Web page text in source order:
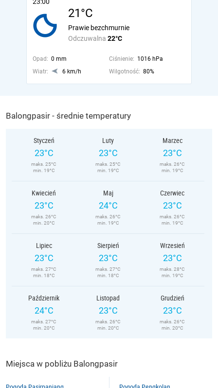
21°C
Odczuwalna 22°C
Prawie bezchmurnie
Opad: 0 mm Ciśnienie: 1016 hPa
Wiatr:
6 km/h Wilgotność: 80%
Balongpasir - średnie temperatury
Styczeń
23°C
maks. 25°C
min. 19°C
Luty
23°C
maks. 25°C
min. 19°C
Marzec
23°C
maks. 26°C
min. 19°C
Kwiecień
23°C
maks. 26°C
min. 20°C
Maj
24°C
maks. 26°C
min. 19°C
Czerwiec
23°C
maks. 26°C
min. 19°C
Lipiec
23°C
maks. 27°C
min. 18°C
Sierpień
23°C
maks. 27°C
min. 18°C
Wrzesień
23°C
maks. 28°C
min. 19°C
Październik
24°C
maks. 27°C
min. 20°C
Listopad
23°C
maks. 26°C
min. 20°C
Grudzień
23°C
maks. 26°C
min. 20°C
Miejsca w pobliżu Balongpasir